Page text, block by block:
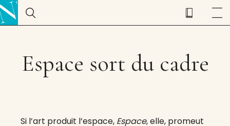
Espace sort du cadre
Si l’art produit l’espace, Espace, elle, promeut